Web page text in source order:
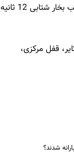
این خودرو با پیشرانه 1.6 لیتری گشتاوری 142 نیوتنی ایجاد می‌کند. این خودرو با قدرت 105 اسب بخار شتابی 12 ثانیه
قفل مرکزی،